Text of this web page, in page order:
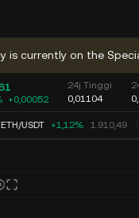
is currently on the
+0,00052
24j Tinggi
0,01104
ETH/USDT +1,12% 1.910,49